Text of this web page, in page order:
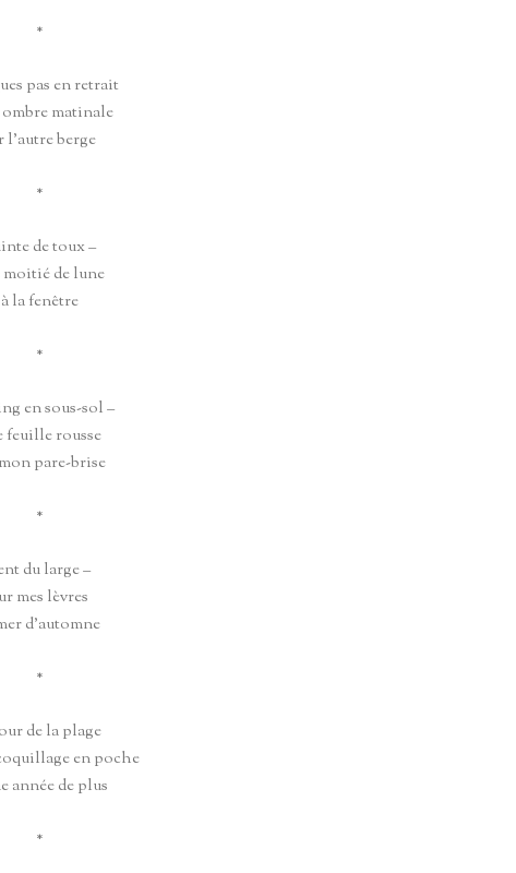
*
pas en retrait
matinale
l’autre berge
*
de toux –
moitié de lune
à la fenêtre
*
en sous-sol –
feuille rousse
pare-brise
*
du large –
mes lèvres
d’automne
*
de la plage
en poche
année de plus
*